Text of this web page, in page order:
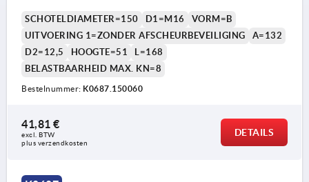
SCHOTELDIAMETER=150 D1=M16
VORM=B
UITVOERING 1=ZONDER AFSCHEURBEVEILIGING
A=132
D2=12,5
HOOGTE=51
L=168
BELASTBAARHEID MAX. KN=8
Bestelnummer: K0687.150060
41,81 €
excl. BTW
plus verzendkosten
DETAILS